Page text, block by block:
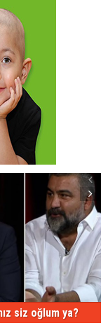
siz oğlum ya?